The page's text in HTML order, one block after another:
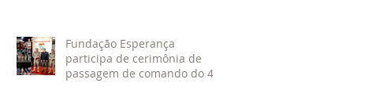
Fundação Esperança
participa de cerimônia de
passagem de comando do 4º